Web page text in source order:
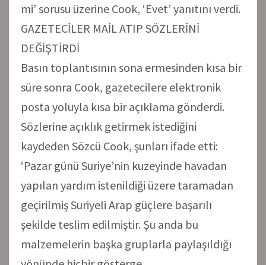
mi’ sorusu üzerine Cook, ‘Evet’ yanıtını verdi.
GAZETECİLER MAİL ATIP SÖZLERİNİ
DEĞİŞTİRDİ
Basın toplantısının sona ermesinden kısa bir
süre sonra Cook, gazetecilere elektronik
posta yoluyla kısa bir açıklama gönderdi.
Sözlerine açıklık getirmek istediğini
kaydeden Sözcü Cook, şunları ifade etti:
‘Pazar günü Suriye’nin kuzeyinde havadan
yapılan yardım istenildiği üzere taramadan
geçirilmiş Suriyeli Arap güçlere başarılı
şekilde teslim edilmiştir. Şu anda bu
malzemelerin başka gruplarla paylaşıldığı